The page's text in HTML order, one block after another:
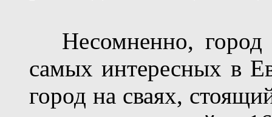
Несомненно, город
самых интересных в
город на сваях,